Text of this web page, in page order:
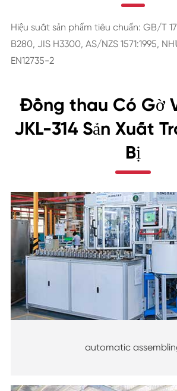
Hiệu suất sản phẩm tiêu chuẩn: GB/T
B280, JIS H3300, AS/NZS 1571:1995,
EN12735-2
Đồng thau Có Gờ
JKL-314 Sản Xuất
Bị
automatic